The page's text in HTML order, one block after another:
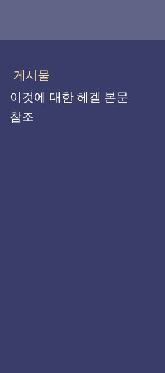
게시물
이것에 대한 헤겔 본문
참조